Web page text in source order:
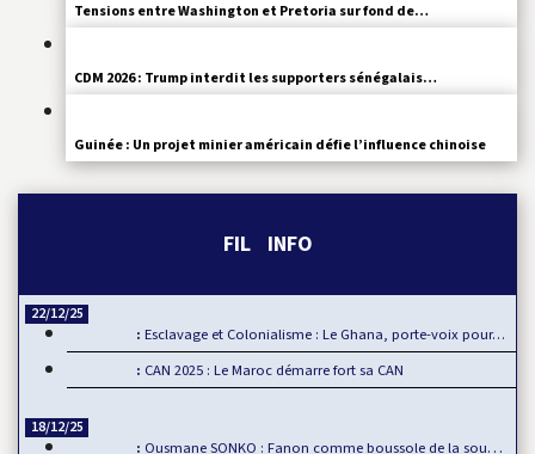
Tensions entre Washington et Pretoria sur fond de…
CDM 2026 : Trump interdit les supporters sénégalais…
Guinée : Un projet minier américain défie l’influence chinoise
FIL INFO
22/12/25
Esclavage et Colonialisme : Le Ghana, porte-voix pour…
CAN 2025 : Le Maroc démarre fort sa CAN
18/12/25
Ousmane SONKO : Fanon comme boussole de la souveraineté…